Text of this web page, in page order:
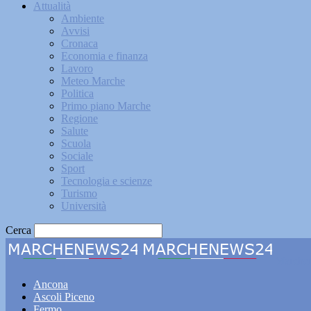
Attualità
Ambiente
Avvisi
Cronaca
Economia e finanza
Lavoro
Meteo Marche
Politica
Primo piano Marche
Regione
Salute
Scuola
Sociale
Sport
Tecnologia e scienze
Turismo
Università
Cerca
Ancona
Ascoli Piceno